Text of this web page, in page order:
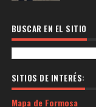
BUSCAR EN EL SITIO
SITIOS DE INTERÉS:
Mapa de Formosa